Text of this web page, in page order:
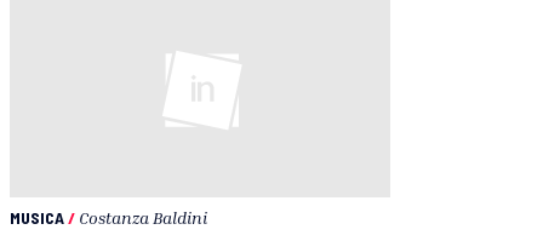
MUSICA/ Costanza Baldini